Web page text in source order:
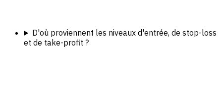
D'où proviennent les niveaux d'entrée, de stop-loss
et de take-profit ?